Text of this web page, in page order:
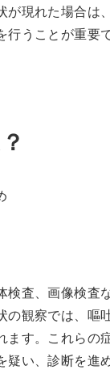
が現れた場合は
行うことが重要
検査、画像検査
の観察では、嘔
ます。これらの
疑い、診断を進